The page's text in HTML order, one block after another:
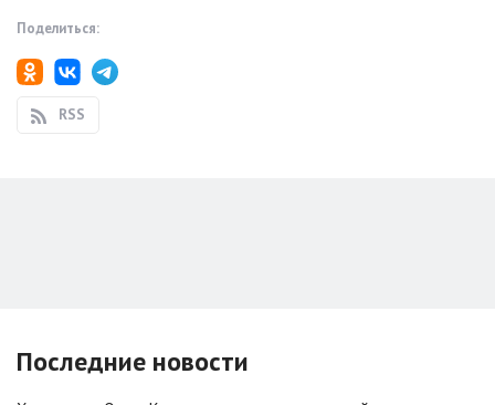
Поделиться:
RSS
Последние новости